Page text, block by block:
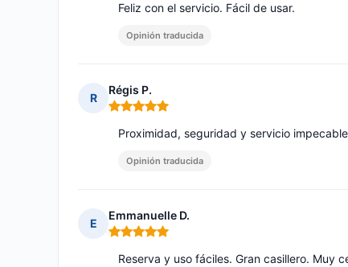
Feliz con el servicio. Fácil de usar.
Opinión traducida
R
Régis P.
Nota: 5 de 5
Proximidad, seguridad y servicio
Opinión traducida
E
Emmanuelle D.
Nota: 5 de 5
Reserva y uso fáciles. Gran casillero. Muy